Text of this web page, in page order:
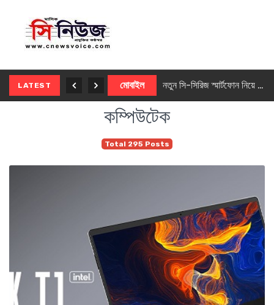
LATEST মোবাইল নতুন সি-সিরিজ স্মার্টফোন নিয়ে আসছে রিয়েলমি
কম্পিউটেক
Total 295 Posts